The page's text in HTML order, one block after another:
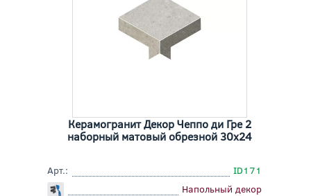
Керамогранит Декор Чеппо ди Гре 2
наборный матовый обрезной 30x24
Арт.:
ID171
Напольный декор